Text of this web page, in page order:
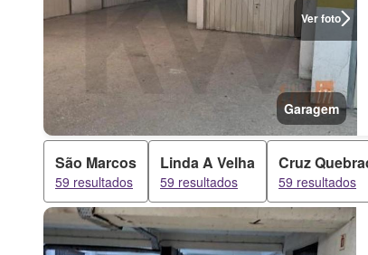
Ver foto
Garagem
São Marcos
59 resultados
Linda A Velha
59 resultados
Cruz
59 resultados